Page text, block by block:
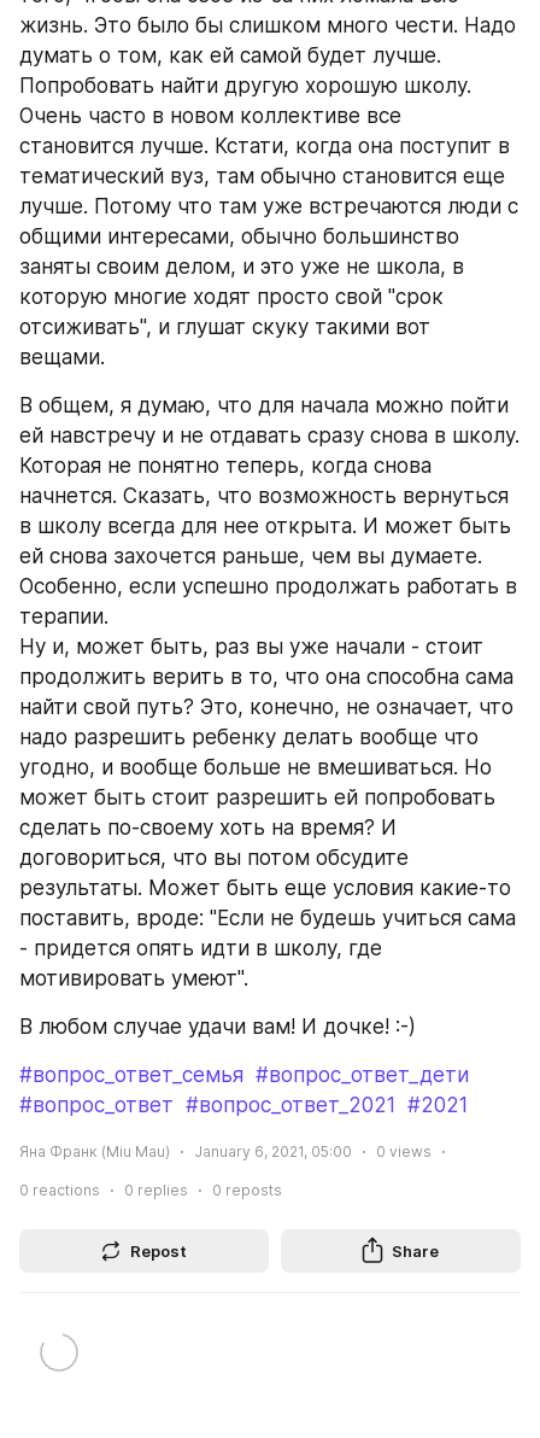
жизнь. Это было бы слишком много чести. Надо
думать о том, как ей самой будет лучше.
Попробовать найти другую хорошую школу.
Очень часто в новом коллективе все
становится лучше. Кстати, когда она поступит в
тематический вуз, там обычно становится еще
лучше. Потому что там уже встречаются люди с
общими интересами, обычно большинство
заняты своим делом, и это уже не школа, в
которую многие ходят просто свой "срок
отсиживать", и глушат скуку такими вот
вещами.
В общем, я думаю, что для начала можно пойти
ей навстречу и не отдавать сразу снова в школу.
Которая не понятно теперь, когда снова
начнется. Сказать, что возможность вернуться
в школу всегда для нее открыта. И может быть
ей снова захочется раньше, чем вы думаете.
Особенно, если успешно продолжать работать в
терапии.
Ну и, может быть, раз вы уже начали - стоит
продолжить верить в то, что она способна сама
найти свой путь? Это, конечно, не означает, что
надо разрешить ребенку делать вообще что
угодно, и вообще больше не вмешиваться. Но
может быть стоит разрешить ей попробовать
сделать по-своему хоть на время? И
договориться, что вы потом обсудите
результаты. Может быть еще условия какие-то
поставить, вроде: "Если не будешь учиться сама
- придется опять идти в школу, где
мотивировать умеют".
В любом случае удачи вам! И дочке! :-)
#вопрос_ответ_семья #вопрос_ответ_дети
#вопрос_ответ #вопрос_ответ_2021 #2021
Яна Франк (Miu Mau) January 6, 2021, 05:00 0 views
0 reactions 0 replies 0 reposts
Repost Share